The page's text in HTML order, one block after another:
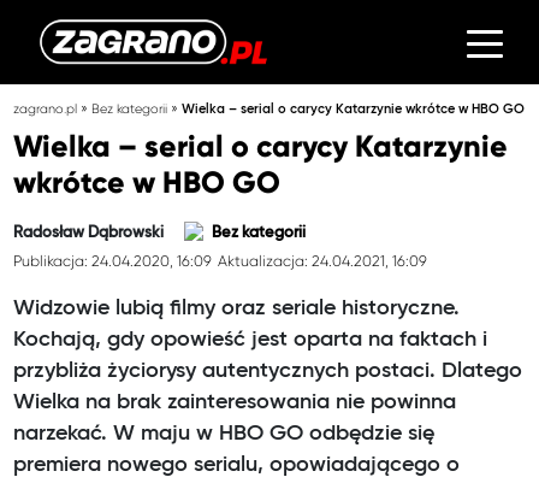
zagrano.pl » Bez kategorii »Wielka – serial o carycy Katarzynie wkrótce w HBO GO
Wielka – serial o carycy Katarzynie
wkrótce w HBO GO
Radosław Dąbrowski Bez kategorii
Publikacja: 24.04.2020, 16:09 Aktualizacja: 24.04.2021, 16:09
Widzowie lubią filmy oraz seriale historyczne.
Kochają, gdy opowieść jest oparta na faktach i
przybliża życiorysy autentycznych postaci. Dlatego
Wielka na brak zainteresowania nie powinna
narzekać. W maju w HBO GO odbędzie się
premiera nowego serialu, opowiadającego o